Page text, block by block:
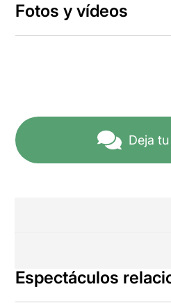
Fotos y vídeos
Deja
Espectáculos